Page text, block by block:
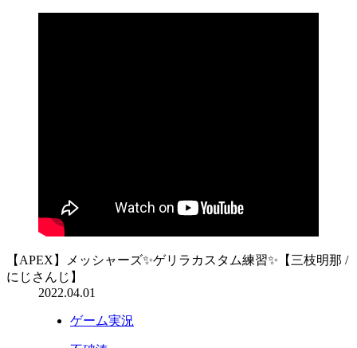
【APEX】メッシャーズ✨ゲリラカスタム練習✨【三枝明那 /
にじさんじ】
2022.04.01
ゲーム実況